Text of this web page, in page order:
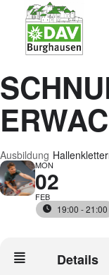
Ausbildung
MON
02
FEB
19:00 - 21:00
Details